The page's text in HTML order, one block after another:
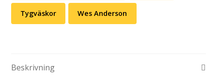
Tygväskor Wes Anderson
Beskrivning